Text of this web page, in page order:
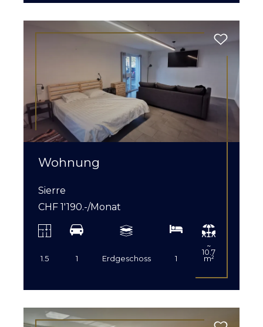
Wohnung
Sierre
CHF 1'190.-/Monat
1.5 1 Erdgeschoss 1
~
10.7
m²